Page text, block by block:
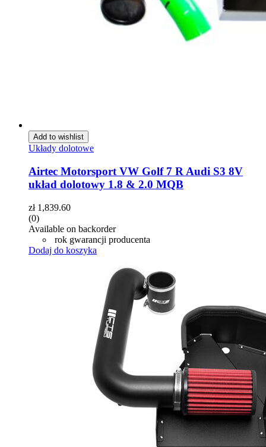
Add to wishlist
Układy dolotowe
Airtec Motorsport VW Golf 7 R Audi S3 8V
układ dolotowy 1.8 & 2.0 MQB
zł1,839.60
(0)
Available on backorder
rok gwarancji producenta
Dodaj do koszyka